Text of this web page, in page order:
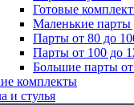
Готовые
Маленькие парты
Парты от 80 до
Парты от 100 до
Большие парты
комплекты
и стулья